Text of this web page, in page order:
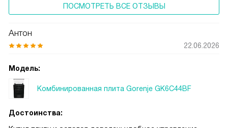
ПОСМОТРЕТЬ ВСЕ ОТЗЫВЫ
Антон
22.06.2026
Модель:
Комбинированная плита Gorenje GK6C44BF
Достоинства: